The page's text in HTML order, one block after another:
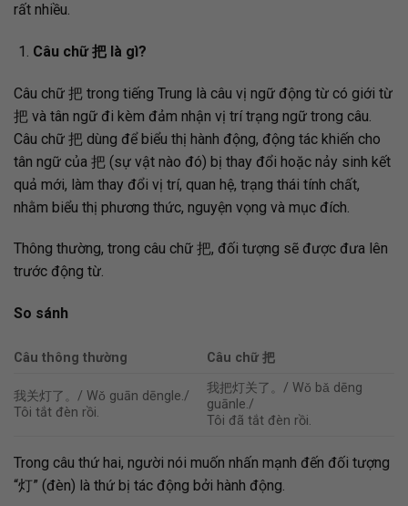
rất nhiều.
Câu chữ把là gì?
Câu chữ 把 trong tiếng Trung là câu vị ngữ động từ có giới từ
把 và tân ngữ đi kèm đảm nhận vị trí trạng ngữ trong câu.
Câu chữ 把 dùng để biểu thị hành động, động tác khiến cho
tân ngữ của 把 (sự vật nào đó) bị thay đổi hoặc nảy sinh kết
quả mới, làm thay đổi vị trí, quan hệ, trạng thái tính chất,
nhằm biểu thị phương thức, nguyện vọng và mục đích.
Thông thường, trong câu chữ 把, đối tượng sẽ được đưa lên
trước động từ.
So sánh
Câu thông thường Câu chữ把
我关灯了。/ Wǒ guān dēngle./
Tôi tắt đèn rồi.
我把灯关了。/ Wǒ bǎ dēng
guānle./
Tôi đã tắt đèn rồi.
Trong câu thứ hai, người nói muốn nhấn mạnh đến đối tượng
“灯” (đèn) là thứ bị tác động bởi hành động.